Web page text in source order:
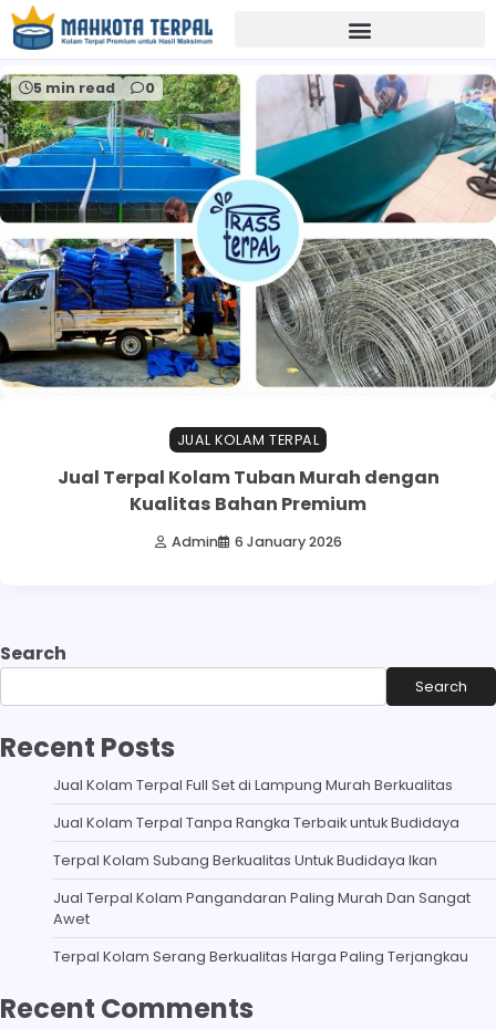
Home supplierterpaljatim
5 min read 0
JUAL KOLAM TERPAL
Jual Terpal Kolam Tuban Murah dengan
Kualitas Bahan Premium
Admin 6 January 2026
Search
Search
Recent Posts
Jual Kolam Terpal Full Set di Lampung Murah Berkualitas
Jual Kolam Terpal Tanpa Rangka Terbaik untuk Budidaya
Terpal Kolam Subang Berkualitas Untuk Budidaya Ikan
Jual Terpal Kolam Pangandaran Paling Murah Dan Sangat
Awet
Terpal Kolam Serang Berkualitas Harga Paling Terjangkau
Recent Comments